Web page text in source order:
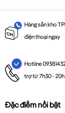
Hàng sẵn kho
điện thoại ngay
Hotline
trợ từ 7h30 -
Đặc điểm nổi bật